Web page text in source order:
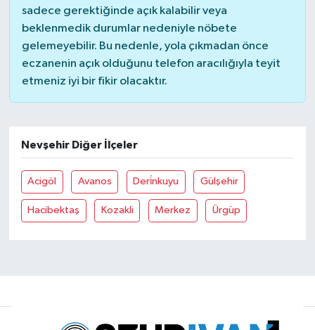
sadece gerektiğinde açık kalabilir veya
beklenmedik durumlar nedeniyle nöbete
gelemeyebilir. Bu nedenle, yola çıkmadan önce
eczanenin açık olduğunu telefon aracılığıyla teyit
etmeniz iyi bir fikir olacaktır.
Nevşehir Diğer İlçeler
Acigöl Avanos Deri̇nkuyu Gülşehir
Hacibektaş Kozakli Merkez Ürgüp